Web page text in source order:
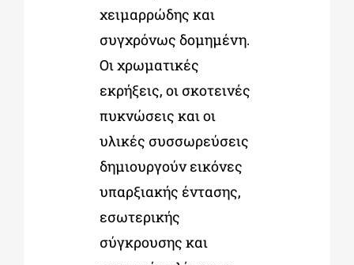
χειμαρρώδης και
συγχρόνως δομημένη.
Οι χρωματικές
εκρήξεις, οι σκοτεινές
πυκνώσεις και οι
υλικές συσσωρεύσεις
δημιουργούν εικόνες
υπαρξιακής έντασης,
εσωτερικής
σύγκρουσης και